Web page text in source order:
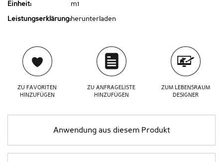
Einheit: m1
Leistungserklärung:herunterladen
ZU FAVORITEN
HINZUFÜGEN
ZU ANFRAGELISTE
HINZUFÜGEN
ZUM LEBENSRAUM
DESIGNER
Anwendung aus diesem Produkt